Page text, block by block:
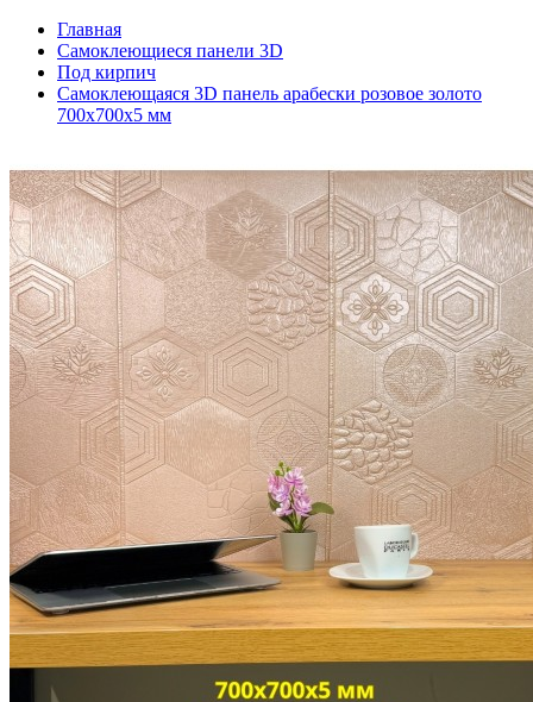
Главная
Самоклеющиеся панели 3D
Под кирпич
Самоклеющаяся 3D панель арабески розовое золото
700x700x5 мм